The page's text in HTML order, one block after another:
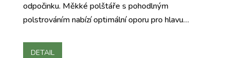
odpočinku. Měkké polštáře s pohodlným
polstrováním nabízí optimální oporu pro hlavu…
DETAIL